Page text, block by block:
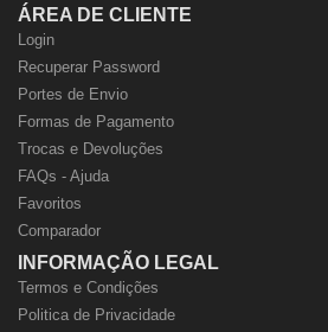
ÁREA DE CLIENTE
Login
Recuperar Password
Portes de Envio
Formas de Pagamento
Trocas e Devoluções
FAQs - Ajuda
Favoritos
Comparador
INFORMAÇÃO LEGAL
Termos e Condições
Politica de Privacidade